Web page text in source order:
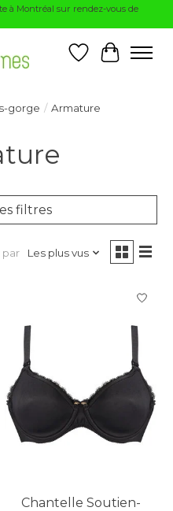
à Montréal sur rendez-vous de
Liste dePanier
gorge / Armature
filtres
par Les plus vus
Chantelle Soutien-